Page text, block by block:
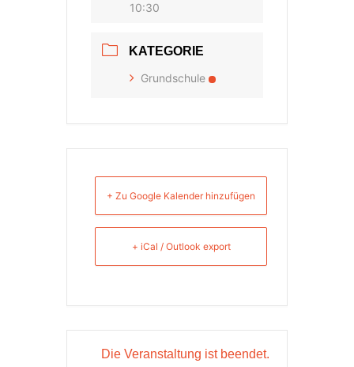
10:30
KATEGORIE
Grundschule
+ Zu Google Kalender hinzufügen
+ iCal / Outlook export
Die Veranstaltung ist beendet.